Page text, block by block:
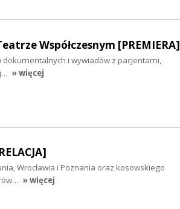
Współczesnym [PREMIERA]
dokumentalnych i wywiadów z pacjentami,
» więcej
Wrocławia i Poznania oraz kosowskiego
» więcej